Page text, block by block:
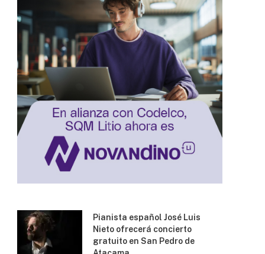
Pianista español José Luis
Nieto ofrecerá concierto
gratuito en San Pedro de